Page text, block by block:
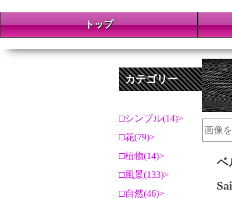
トップ
ベ
カテゴリー
シンプル(14)
花(79)
植物(14)
風景(133)
自然(46)